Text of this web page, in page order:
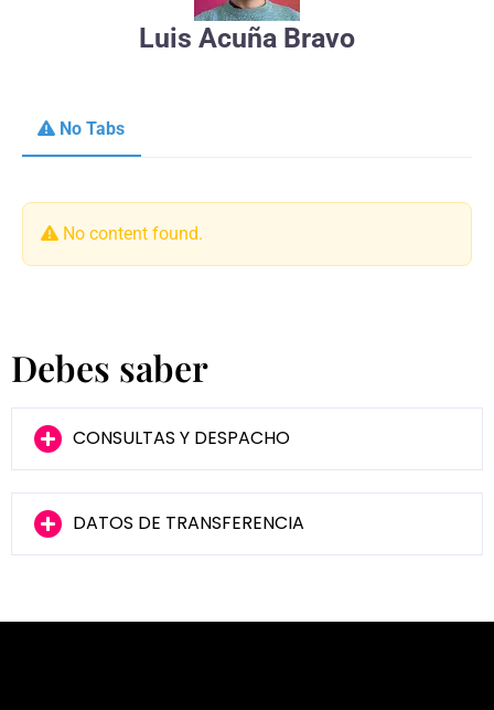
Luis Acuña Bravo
No Tabs
No content found.
Debes saber
CONSULTAS Y DESPACHO
DATOS DE TRANSFERENCIA